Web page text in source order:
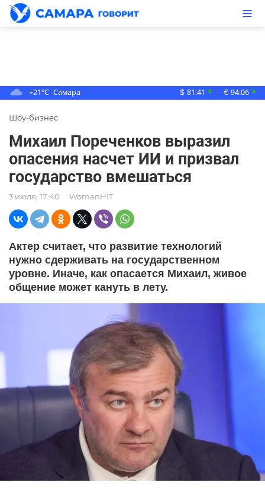
+21°C Самара $ 81.41 ▲ € 94.06 ▲
Шоу-бизнес
Михаил Пореченков выразил
опасения насчет ИИ и призвал
государство вмешаться
3 июля, 17:40 WomanHIT
Актер считает, что развитие технологий
нужно сдерживать на государственном
уровне. Иначе, как опасается Михаил, живое
общение может кануть в лету.